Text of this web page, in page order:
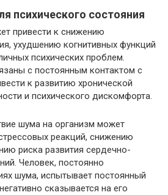
психического состояния
привести к снижению
ухудшению когнитивных функций
психических проблем.
с постоянным контактом с
к развитию хронической
и психического дискомфорта.
шума на организм может
реакций, снижению
риска развития сердечно-
Человек, постоянно
шума, испытывает постоянный
сказывается на его